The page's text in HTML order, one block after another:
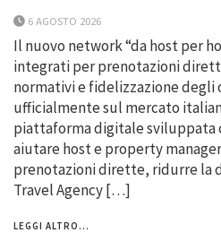
6 AGOSTO 2026
Il nuovo network “da host per
integrati per prenotazioni
normativi e fidelizzazione degli
ufficialmente sul mercato
piattaforma digitale sviluppata
aiutare host e property
prenotazioni dirette, ridurre la
Travel Agency […]
LEGGI ALTRO...